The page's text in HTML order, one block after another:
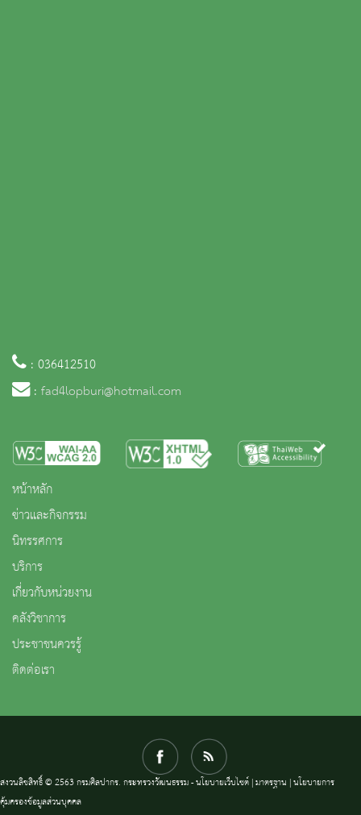
: 036412510
: fad4lopburi@hotmail.com
หน้าหลัก
ข่าวและกิจกรรม
นิทรรศการ
บริการ
เกี่ยวกับหน่วยงาน
คลังวิชาการ
ประชาชนควรรู้
ติดต่อเรา
สงวนลิขสิทธิ์ © 2563 กรมศิลปากร. กระทรวงวัฒนธรรม -นโยบายเว็บไซต์|มาตรฐาน |นโยบายการ
คุ้มครองข้อมูลส่วนบุคคล